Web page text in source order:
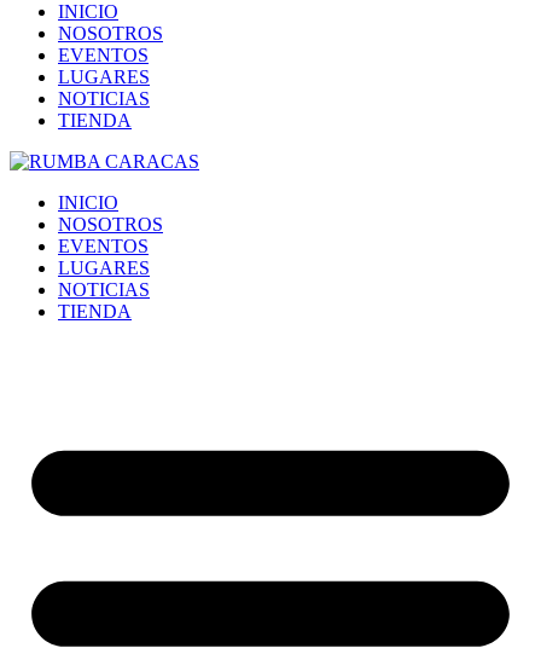
INICIO
NOSOTROS
EVENTOS
LUGARES
NOTICIAS
TIENDA
INICIO
NOSOTROS
EVENTOS
LUGARES
NOTICIAS
TIENDA